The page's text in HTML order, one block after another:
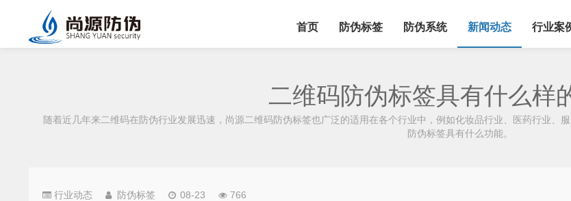
首页 防伪标签 防伪系统 新闻动态 行业案
二维码防伪标签具有什么样
随着近几年来二维码在防伪行业发展迅速，尚源二维码防伪标签也广泛的适用在各个行业中，例如化妆品行业、医药行业、
防伪标签具有什么功能。
行业动态 防伪标签 08-23 766